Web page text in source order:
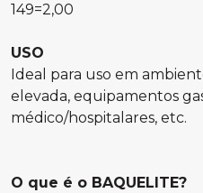
149=2,00
USO
Ideal para uso em
elevada, equipamentos
médico/hospitalares, etc.
O que é o BAQUELITE?